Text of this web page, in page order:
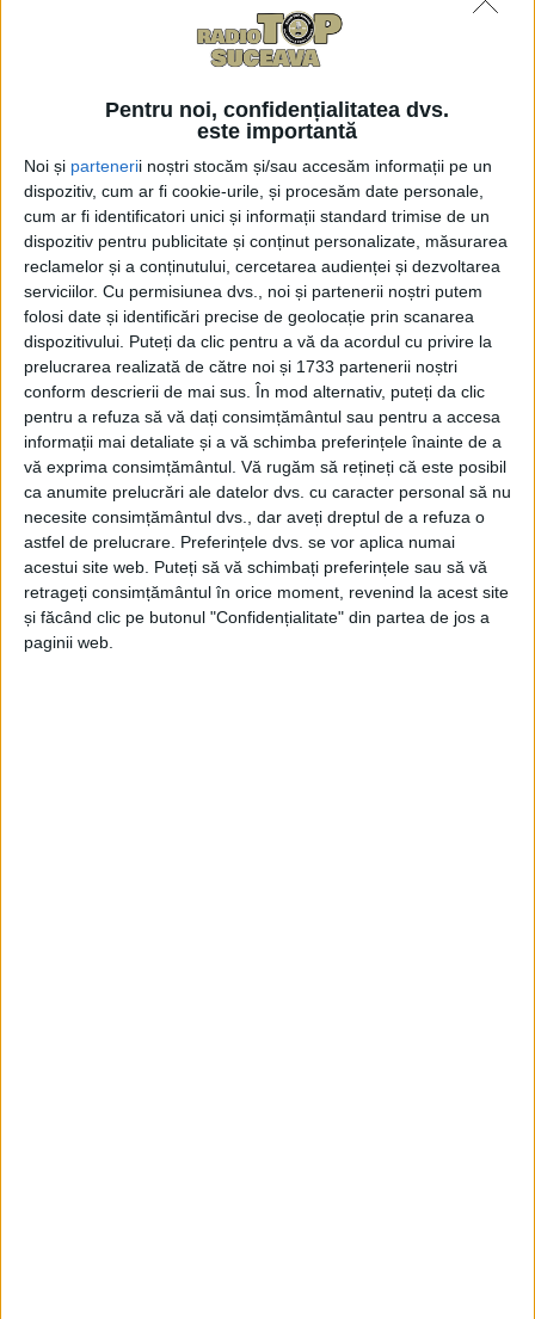
Pentru noi, confidențialitatea dvs.
este importantă
Noi și partenerii noștri stocăm și/sau accesăm informații pe un
dispozitiv, cum ar fi cookie-urile, și procesăm date personale,
cum ar fi identificatori unici și informații standard trimise de un
dispozitiv pentru publicitate și conținut personalizate, măsurarea
reclamelor și a conținutului, cercetarea audienței și dezvoltarea
serviciilor. Cu permisiunea dvs., noi și partenerii noștri putem
folosi date și identificări precise de geolocație prin scanarea
dispozitivului. Puteți da clic pentru a vă da acordul cu privire la
prelucrarea realizată de către noi și 1733 partenerii noștri
conform descrierii de mai sus. În mod alternativ, puteți da clic
pentru a refuza să vă dați consimțământul sau pentru a accesa
informații mai detaliate și a vă schimba preferințele înainte de a
vă exprima consimțământul. Vă rugăm să rețineți că este posibil
ca anumite prelucrări ale datelor dvs. cu caracter personal să nu
necesite consimțământul dvs., dar aveți dreptul de a refuza o
astfel de prelucrare. Preferințele dvs. se vor aplica numai
acestui site web. Puteți să vă schimbați preferințele sau să vă
retrageți consimțământul în orice moment, revenind la acest site
și făcând clic pe butonul "Confidențialitate" din partea de jos a
paginii web.
medicale”-ESM din cadrul Facultății de Inginerie
Electrică si Știința Calculatoarelor de la Universitatea
deosebite laConferința națională de bioinginerie
pentru studenți şi tineri cercetători – BENG 2026
desfășurată la Iași.
Evenimentul a reunit studenți și cadre didactice
din șapte centre universitare din țară, reprezentînd
principalele programe de studiu din domeniul
ingineriei medicale. Universitatea „Ștefan cel Mare”
din Suceava a fost reprezentată de 22 de studenți din
cadrul specializării ESM, care au prezentat proiecte și
cercetări cu tematici actuale și aplicabilitate practică
în domeniul tehnologiilor medicale.
Studenta Mirabela Daicu, din anul IV, a obținut
premiul al III-lea, iar studenții Adriana Vicol, Miruna
Corduneanu și Tudor Crețu, toți trei din anul II, au
cîștigat mențiuni. Participarea studenților suceveni a
fost coordonată de șefa de lucrări dr. bioing. Roxana
Toderean și de șeful de lucrări dr. bioing. Dragoș